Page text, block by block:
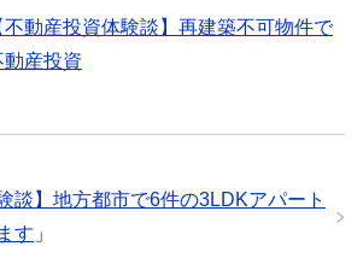
不動産投資体験談】再建築不可物件で
動産投資
談】地方都市で6件の3LDKアパート
す 」